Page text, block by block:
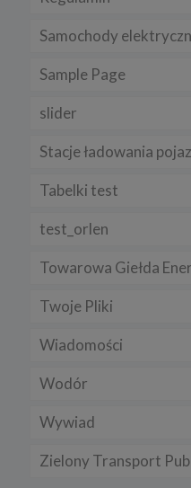
Samochody
Sample Page
slider
Stacje ładowania
Tabelki test
test_orlen
Towarowa Giełda
Twoje Pliki
Wiadomości
Wodór
Wywiad
Zielony Transport